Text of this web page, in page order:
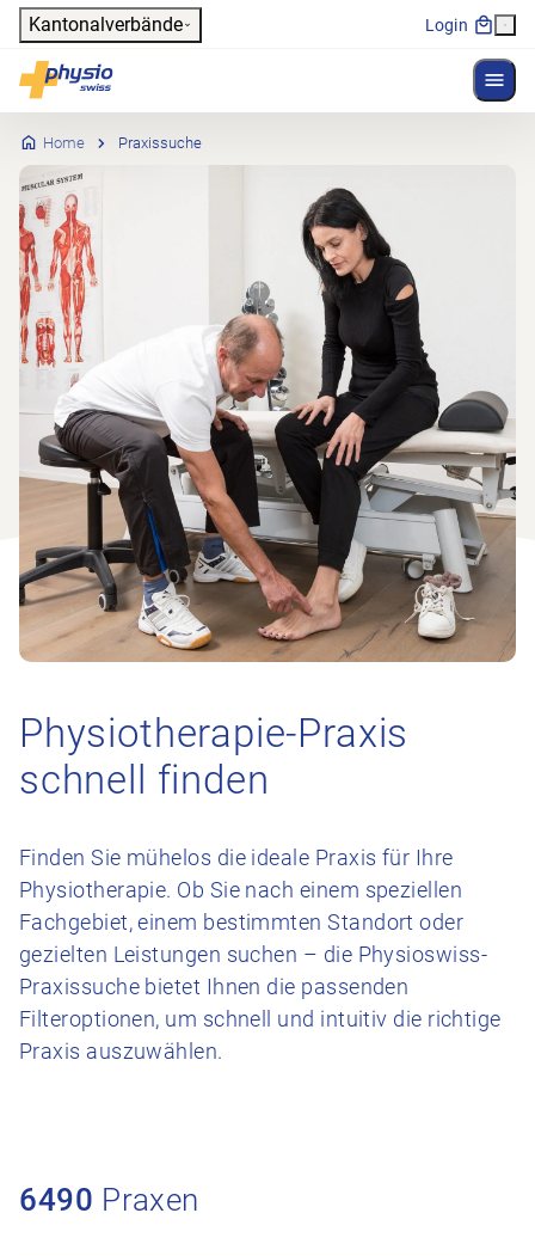
Header
Kantonalverbände Login
Physioswiss
Hauptnavigation
Home Praxissuche
Physiotherapie-Praxis
schnell finden
Finden Sie mühelos die ideale Praxis für Ihre
Physiotherapie. Ob Sie nach einem speziellen
Fachgebiet, einem bestimmten Standort oder
gezielten Leistungen suchen – die Physioswiss-
Praxissuche bietet Ihnen die passenden
Filteroptionen, um schnell und intuitiv die richtige
Praxis auszuwählen.
6490 Praxen